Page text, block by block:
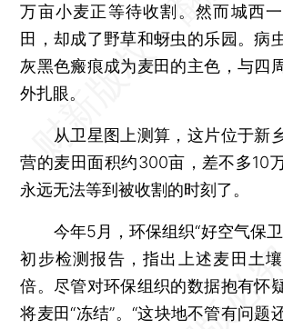
万亩小麦正等待收割。然而城西
田，却成了野草和蚜虫的乐园。病
灰黑色瘢痕成为麦田的主色，与四
外扎眼。
从卫星图上测算，这片位于新
营的麦田面积约300亩，差不多10
永远无法等到被收割的时刻了。
今年5月，环保组织“好空气保卫
初步检测报告，指出上述麦田土
倍。尽管对环保组织的数据抱有怀
将麦田“冻结”。“这块地不管有问题